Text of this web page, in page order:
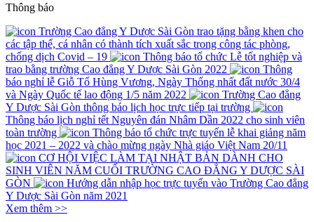
Thông báo
Trường Cao đẳng Y Dược Sài Gòn trao tặng bằng khen cho
các tập thể, cá nhân có thành tích xuất sắc trong công tác phòng,
chống dịch Covid – 19
Thông báo tổ chức Lễ tốt nghiệp và
trao bằng trường Cao đẳng Y Dược Sài Gòn 2022
Thông
báo nghỉ lễ Giỗ Tổ Hùng Vương, Ngày Thống nhất đất nước 30/4
và Ngày Quốc tế lao động 1/5 năm 2022
Trường Cao đẳng
Y Dược Sài Gòn thông báo lịch học trực tiếp tại trường
Thông báo lịch nghỉ tết Nguyên đán Nhâm Dần 2022 cho sinh viên
toàn trường
Thông báo tổ chức trực tuyến lễ khai giảng năm
học 2021 – 2022 và chào mừng ngày Nhà giáo Việt Nam 20/11
CƠ HỘI VIỆC LÀM TẠI NHẬT BẢN DÀNH CHO
SINH VIÊN NĂM CUỐI TRƯỜNG CAO ĐẲNG Y DƯỢC SÀI
GÒN
Hướng dẫn nhập học trực tuyến vào Trường Cao đẳng
Y Dược Sài Gòn năm 2021
Xem thêm >>